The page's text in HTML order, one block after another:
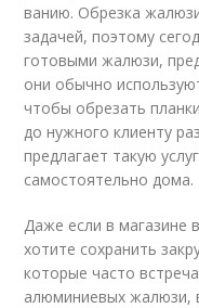
ванию. Обрезка
задачей, поэтому
готовыми жалюзи,
они обычно
чтобы обрезать
до нужного клиенту
предлагает такую
самостоятельно дома.
Даже если в магазине
хотите сохранить
которые часто
алюминиевых жалюзи,